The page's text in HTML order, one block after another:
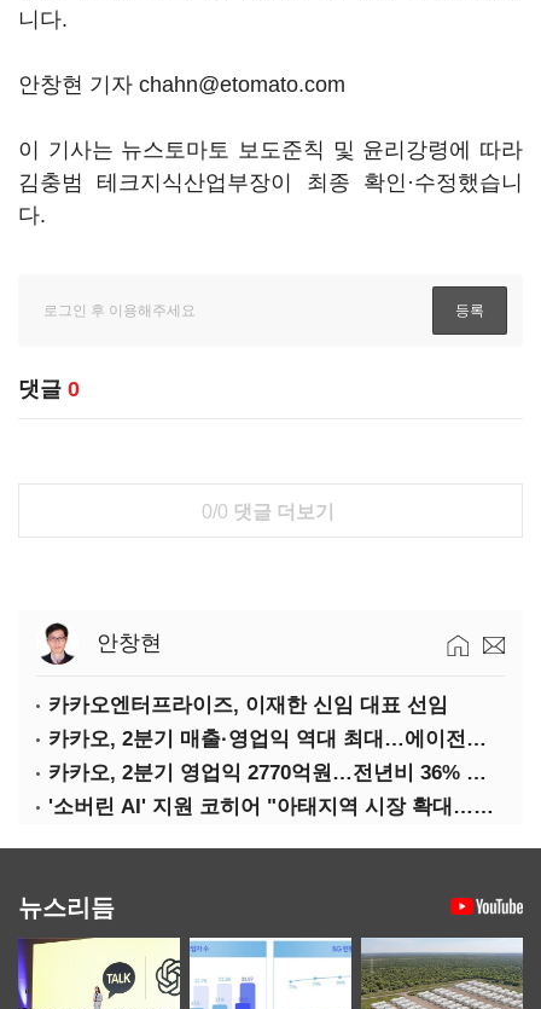
니다.
안창현 기자 chahn@etomato.com
이 기사는 뉴스토마토 보도준칙 및 윤리강령에 따라
김충범 테크지식산업부장이 최종 확인·수정했습니
다.
댓글 0
0/0 댓글 더보기
안창현
카카오엔터프라이즈, 이재한 신임 대표 선임
카카오, 2분기 매출·영업익 역대 최대…에이전트 AI 수익화 관건
카카오, 2분기 영업익 2770억원…전년비 36% 증가
'소버린 AI' 지원 코히어 "아태지역 시장 확대…한국·일본 법인 설립"
뉴스리듬